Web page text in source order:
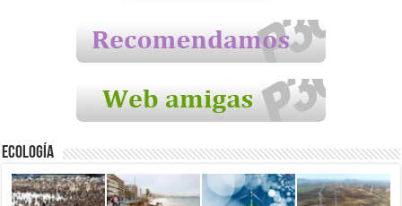
Ecología